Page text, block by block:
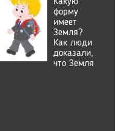
форму
имеет
Земля?
Как люди
доказали,
что Земля